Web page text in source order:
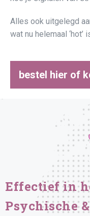
Alles ook uitgelegd
wat nu helemaal ‘hot’
bestel hier of
Effectief in
Psychische